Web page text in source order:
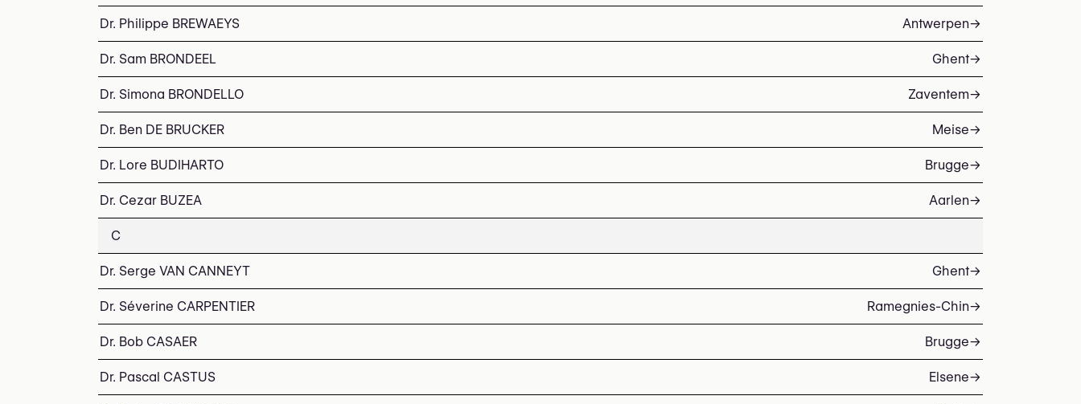
Dr. Philippe BREWAEYS Antwerpen→
Dr. Sam BRONDEEL Ghent→
Dr. Simona BRONDELLO Zaventem→
Dr. Ben DE BRUCKER Meise→
Dr. Lore BUDIHARTO Brugge→
Dr. Cezar BUZEA Aarlen→
C
Dr. Serge VAN CANNEYT Ghent→
Dr. Séverine CARPENTIER Ramegnies-Chin→
Dr. Bob CASAER Brugge→
Dr. Pascal CASTUS Elsene→